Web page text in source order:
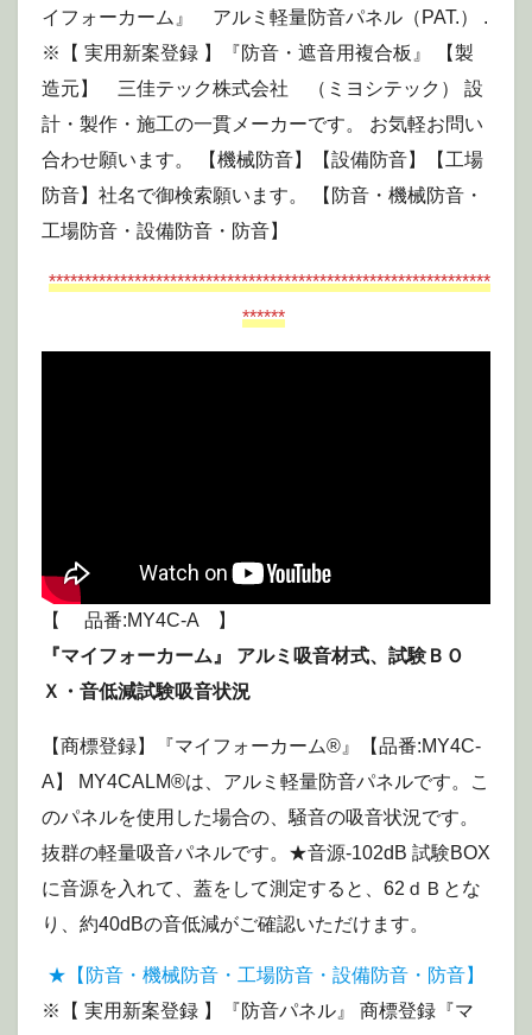
イフォーカーム』 アルミ軽量防音パネル（PAT.） .
※【 実用新案登録 】『防音・遮音用複合板』 【製
造元】 三佳テック株式会社 （ミヨシテック） 設
計・製作・施工の一貫メーカーです。 お気軽お問い
合わせ願います。 【機械防音】【設備防音】【工場
防音】社名で御検索願います。 【防音・機械防音・
工場防音・設備防音・防音】
**************************************************************
******
【 品番:MY4C-A 】
『マイフォーカーム』 アルミ吸音材式、試験ＢＯ
Ｘ・音低減試験吸音状況
【商標登録】『マイフォーカーム®』【品番:MY4C-
A】 MY4CALM®は、アルミ軽量防音パネルです。こ
のパネルを使用した場合の、騒音の吸音状況です。
抜群の軽量吸音パネルです。★音源-102dB 試験BOX
に音源を入れて、蓋をして測定すると、62ｄＢとな
り、約40dBの音低減がご確認いただけます。
★【防音・機械防音・工場防音・設備防音・防音】
※【 実用新案登録 】『防音パネル』 商標登録『マ